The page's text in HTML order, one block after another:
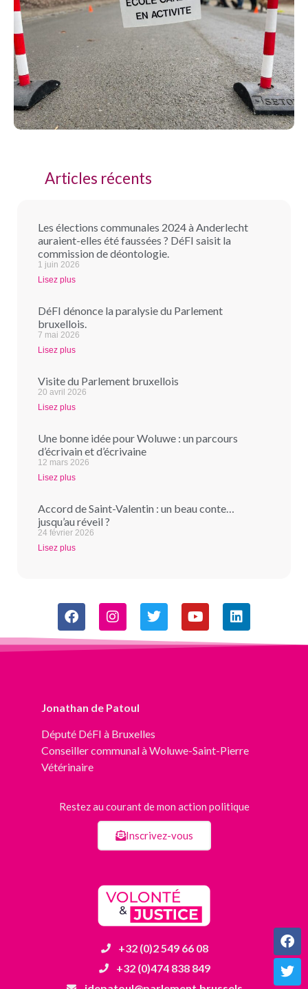
Articles récents
Les élections communales 2024 à Anderlecht
auraient-elles été faussées ? DéFI saisit la
commission de déontologie.
1 juin 2026
Lisez plus
DéFI dénonce la paralysie du Parlement
bruxellois.
7 mai 2026
Lisez plus
Visite du Parlement bruxellois
20 avril 2026
Lisez plus
Une bonne idée pour Woluwe : un parcours
d’écrivain et d’écrivaine
12 mars 2026
Lisez plus
Accord de Saint-Valentin : un beau conte…
jusqu’au réveil ?
24 février 2026
Lisez plus
Jonathan de Patoul
Député DéFI à Bruxelles
Conseiller communal à Woluwe-Saint-Pierre
Vétérinaire
Restez au courant de mon action politique
Inscrivez-vous
+32 (0)2 549 66 08
+32 (0)474 838 849